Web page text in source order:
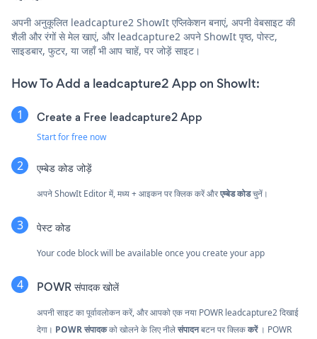
अपनी अनुकूलित leadcapture2 ShowIt एप्लिकेशन बनाएं, अपनी वेबसाइट की
शैली और रंगों से मेल खाएं, और leadcapture2 अपने ShowIt पृष्ठ, पोस्ट,
साइडबार, फुटर, या जहाँ भी आप चाहें, पर जोड़ें साइट।
How To Add a leadcapture2 App on ShowIt:
Create a Free leadcapture2 App
Start for free now
एम्बेड कोड जोड़ें
अपने ShowIt Editor में, मध्य + आइकन पर क्लिक करें औरएम्बेड कोडचुनें।
पेस्ट कोड
Your code block will be available once you create your app
POWR संपादक खोलें
अपनी साइट का पूर्वावलोकन करें, और आपको एक नया POWR leadcapture2 दिखाई
देगा। POWR संपादकको खोलने के लिए नीलेसंपादनबटन पर क्लिककरें। POWR